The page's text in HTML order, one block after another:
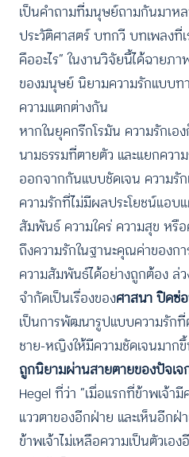
เป็นคำถามที่มนุษย์ถามกันมาห
ประวัติศาสตร์ บทกวี บทเพลงที่
คืออะไร” ในงานวิจัยนี้ได้ฉายภ
ของมนุษย์ นิยามความรักแบบท
ความแตกต่างกัน
หากในยุคกรีกโรมัน ความรักเ
นามธรรมที่ตายตัว และแยกคว
ออกจากกันแบบชัดเจน ความรั
ความรักที่ไม่มีผลประโยชน์แอบ
สัมพันธ์ ความใคร่ ความสุข หรื
ถึงความรักในฐานะคุณค่าของก
ความสัมพันธ์ได้อย่างถูกต้อง ล่
จำกัดเป็นเรื่องของศาสนา ปิดซ่
เป็นการพัฒนารูปแบบความรัก
ชาย-หญิงให้มีความชัดเจนมาก
ถูกนิยามผ่านสายตายของปัจเ
Hegel ที่ว่า “เมื่อแรกที่ข้าพเจ้า
แววตาของอีกฝ่าย และเห็นอีกฝ่
ข้าพเจ้าไม่เหลือความเป็นตัวเอง